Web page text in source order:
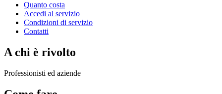
Quanto costa
Accedi al servizio
Condizioni di servizio
Contatti
A chi è rivolto
Professionisti ed aziende